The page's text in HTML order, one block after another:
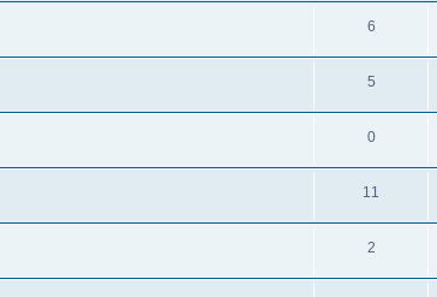
6
5
0
11
2